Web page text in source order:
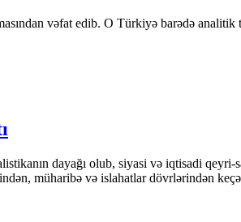
vəfat edib. O Türkiyə barədə
dayağı olub, siyasi və iqtisadi
müharibə və islahatlar dövrlərindən